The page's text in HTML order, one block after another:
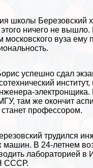
школы Березовский
ничего не
московского вуза
успешно сдал
институт,
там же окончит
профессором.
трудился
машин. В 24-летнем
лабораторией в
СССР.